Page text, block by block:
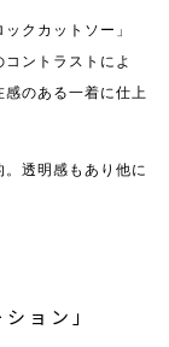
クカットソー」
ントラストによ
感のある一着に仕上
透明感もあり他に
ョン」